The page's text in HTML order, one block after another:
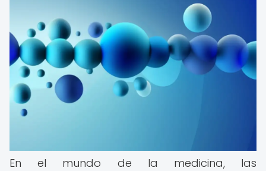
En el mundo de la medicina, las